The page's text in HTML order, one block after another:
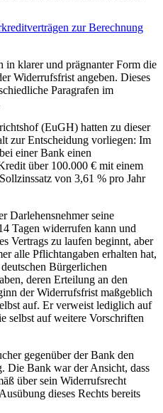
zur Berechnung
in klarer und prägnanter Form die
Widerrufsfrist angeben. Dieses
Paragrafen im
(EuGH) hatten zu dieser
zur Entscheidung vorliegen: Im
einer Bank einen
über 100.000 € mit einem
von 3,61 % pro Jahr
Darlehensnehmer seine
Tagen widerrufen kann und
Vertrags zu laufen beginnt, aber
alle Pflichtangaben erhalten hat,
Bürgerlichen
deren Erteilung an den
der Widerrufsfrist maßgeblich
auf. Er verweist lediglich auf
selbst auf weitere Vorschriften
gegenüber der Bank den
Die Bank war der Ansicht, dass
über sein Widerrufsrecht
dieses Rechts bereits